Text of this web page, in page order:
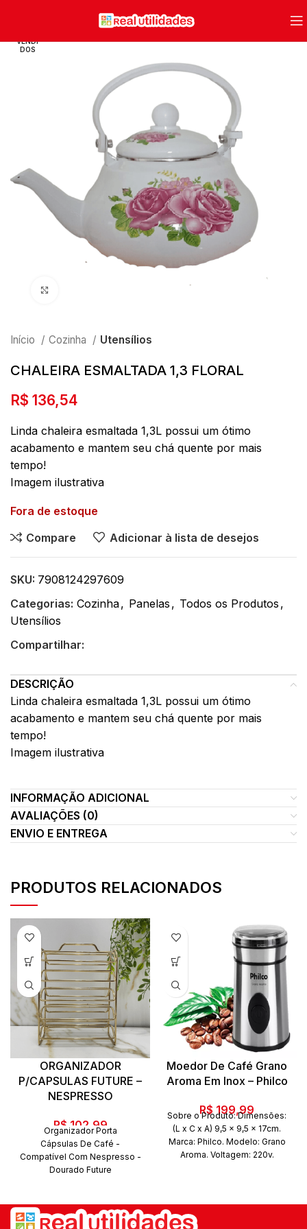
VENDI
DOS
Início Cozinha Utensílios
CHALEIRA ESMALTADA 1,3 FLORAL
R$ 136,54
Linda chaleira esmaltada 1,3L possui um ótimo
acabamento e mantem seu chá quente por mais
tempo!
Imagem ilustrativa
Fora de estoque
Compare
Adicionar à lista de desejos
SKU: 7908124297609
Categorias: Cozinha, Panelas , Todos os Produtos ,
Utensílios
Compartilhar:
DESCRIÇÃO
Linda chaleira esmaltada 1,3L possui um ótimo
acabamento e mantem seu chá quente por mais
tempo!
Imagem ilustrativa
INFORMAÇÃO ADICIONAL
AVALIAÇÕES (0)
ENVIO E ENTREGA
PRODUTOS RELACIONADOS
ORGANIZADOR
P/CAPSULAS FUTURE –
NESPRESSO
R$ 102,99
Organizador Porta
Cápsulas De Café -
Compatível Com Nespresso -
Dourado Future
dos
sabores e possui capacidade
Moedor De Café Grano
Aroma Em Inox – Philco
R$ 199,99
Sobre o Produto: Dimensões:
(L x C x A) 9,5 x 9,5 x 17cm.
Marca: Philco. Modelo: Grano
Aroma. Voltagem: 220v.